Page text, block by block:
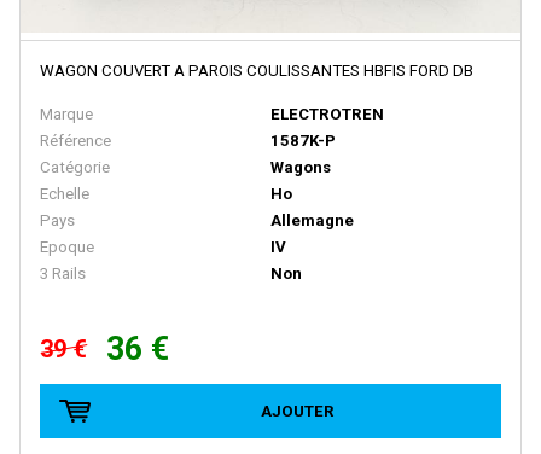
MERTEN
METAL87
METRO MODELS
Metrop
MF Train
MGM
MIBER
MICRO-TRAINS
MICRO CITY
MINICAR
WAGON COUVERT A PAROIS COULISSANTES HBFIS FORD DB
Marque
ELECTROTREN
Référence
1587K-P
Catégorie
Wagons
Echelle
Ho
Pays
Allemagne
Epoque
IV
3 Rails
Non
39 € 36 €
AJOUTER